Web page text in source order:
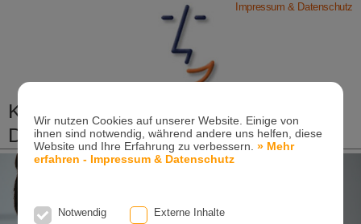
Wir nutzen Cookies auf unserer Website. Einige von
ihnen sind notwendig, während andere uns helfen, diese
Website und Ihre Erfahrung zu verbessern.» Mehr
erfahren - Impressum & Datenschutz
Notwendig Externe Inhalte
Impressum & Datenschutz
Kieferorthopädische Praxis
Dr. Konik & Kollegen
Zahn- und Kieferregulierungen für Kinder und
Erwachsene
Ganzheitliche-Kieferorthopädie
Erwachsenen-Kieferorthopädie